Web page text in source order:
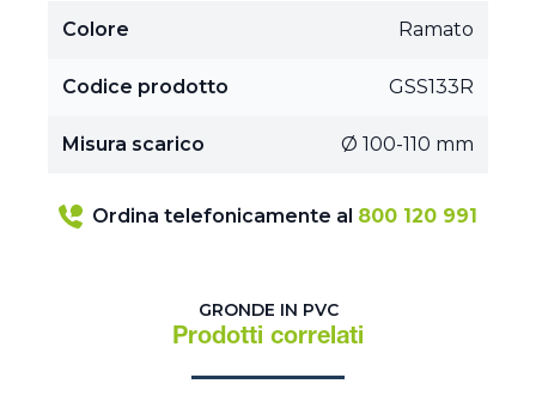
Colore Ramato
Codice prodotto GSS133R
Misura scarico Ø 100-110 mm
Ordina telefonicamente al 800 120 991
GRONDE IN PVC
Prodotti correlati